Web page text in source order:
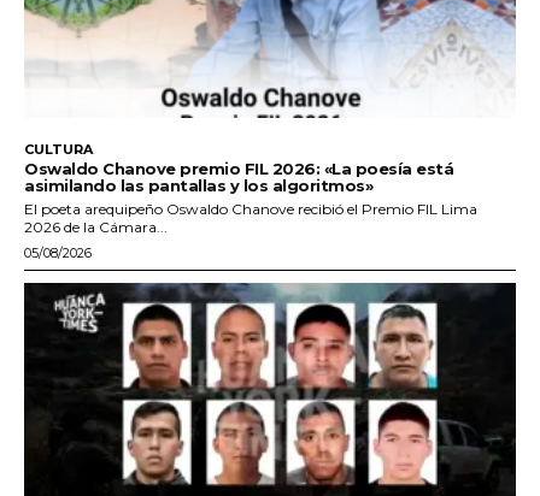
CULTURA
Oswaldo Chanove premio FIL 2026: «La poesía está
asimilando las pantallas y los algoritmos»
El poeta arequipeño Oswaldo Chanove recibió el Premio FIL Lima
2026 de la Cámara...
05/08/2026